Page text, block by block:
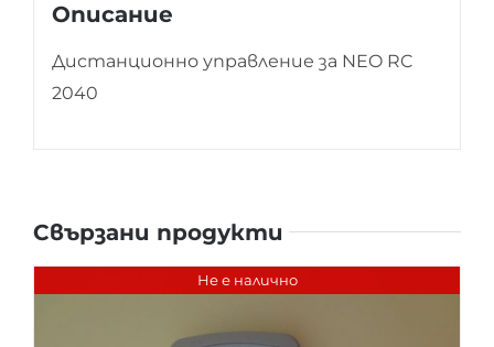
Описание
Дистанционно управление за NEO RC
2040
Свързани продукти
Не е налично